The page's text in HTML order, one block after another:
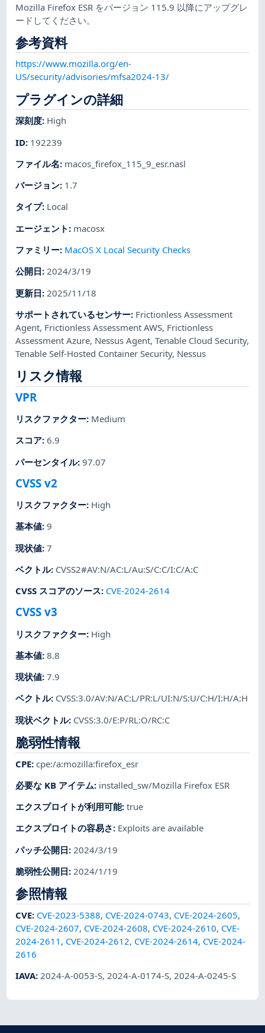
Mozilla Firefox ESR をバージョン 115.9 以降にアップグレ
ードしてください。
参考資料
https://www.mozilla.org/en-
US/security/advisories/mfsa2024-13/
プラグインの詳細
深刻度: High
ID: 192239
ファイル名: macos_firefox_115_9_esr.nasl
バージョン: 1.7
タイプ: Local
エージェント : macosx
ファミリー: MacOS X Local Security Checks
公開日:2024/3/19
更新日: 2025/11/18
サポートされているセンサー: Frictionless Assessment
Agent, Frictionless Assessment AWS, Frictionless
Assessment Azure, Nessus Agent,Tenable Cloud Security,
Tenable Self-Hosted Container Security, Nessus
リスク情報
VPR
リスクファクター: Medium
スコア:6.9
パーセンタイル:97.07
CVSS v2
リスクファクター: High
基本値:9
現状値:7
ベクトル: CVSS2#AV:N/AC:L/Au:S/C:C/I:C/A:C
CVSS スコアのソース: CVE-2024-2614
CVSS v3
リスクファクター: High
基本値:8.8
現状値:7.9
ベクトル: CVSS:3.0/AV:N/AC:L/PR:L/UI:N/S:U/C:H/I:H/A:H
現状ベクトル: CVSS:3.0/E:P/RL:O/RC:C
脆弱性情報
CPE:cpe:/a:mozilla:firefox_esr
必要な KB アイテム: installed_sw/Mozilla Firefox ESR
エクスプロイトが利用可能:true
エクスプロイトの容易さ: Exploits are available
パッチ公開日: 2024/3/19
脆弱性公開日:2024/1/19
参照情報
CVE: CVE-2023-5388, CVE-2024-0743, CVE-2024-2605,
CVE-2024-2607, CVE-2024-2608, CVE-2024-2610, CVE-
2024-2611 , CVE-2024-2612, CVE-2024-2614, CVE-2024-
2616
IAVA:2024-A-0053-S,2024-A-0174-S,2024-A-0245-S